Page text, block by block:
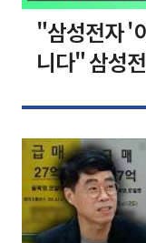
"삼성전자 '
니다" 삼성